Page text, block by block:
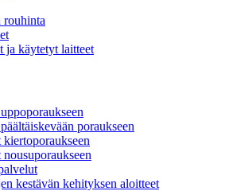
rouhinta
ja käytetyt laitteet
poraukseen
kiertoporaukseen
kestävän kehityksen aloitteet